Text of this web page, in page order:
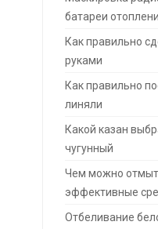
батареи
Как правильно
руками
Как правильно
линяли
Какой казан
чугунный
Чем можно
эффективные
Отбеливание